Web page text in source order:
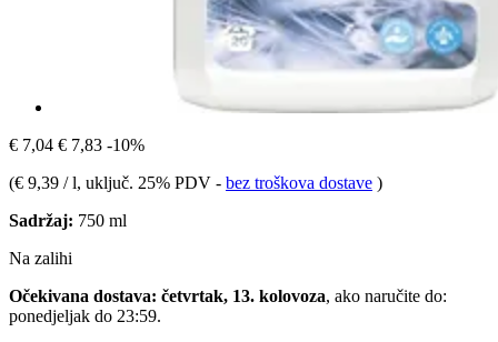
€ 7,04 € 7,83 -10%
(€ 9,39 / l, uključ. 25% PDV - bez troškova dostave )
Sadržaj: 750 ml
Na zalihi
Očekivana dostava: četvrtak, 13. kolovoza, ako naručite do:
ponedjeljak do 23:59.